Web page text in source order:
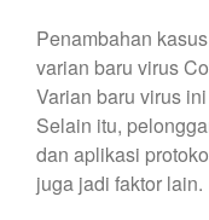
Penambahan
varian baru virus
Varian baru virus
Selain itu,
dan aplikasi
juga jadi faktor lain.